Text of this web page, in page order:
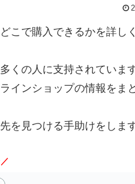
こで購入できるかを詳し
くの人に支持されています
インショップの情報をま
を見つける手助けをします